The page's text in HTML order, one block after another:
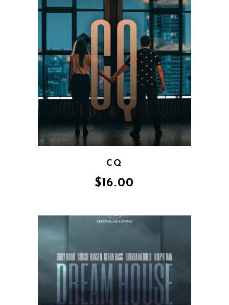
CQ
$16.00